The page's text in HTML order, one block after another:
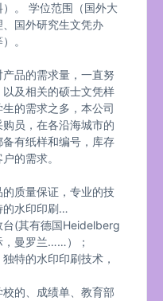
。 学位范围（国外大
国外研究生文凭办
。
品的需求量，一直努
及相关的硕士文凭样
的需求之多，本公司
员，在各沿海城市的
有纸样和编号，库存
的需求。
质量保证，专业的技
的水印印刷…
台(其有德国Heidelberg
，曼罗兰……）；
特的水印印刷技术，
的、成绩单、教育部